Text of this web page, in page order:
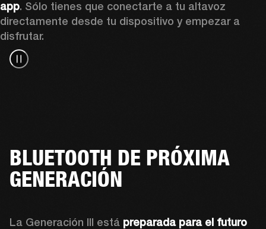
app. Sólo tienes que conectarte a tu altavoz
directamente desde tu dispositivo y empezar a
disfrutar.
BLUETOOTH DE PRÓXIMA
GENERACIÓN
La Generación III está preparada para el futuro